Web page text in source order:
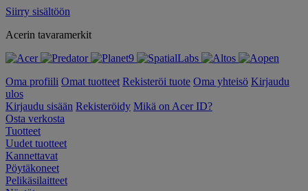
Siirry sisältöön
Acerin tavaramerkit
Oma profiili Omat tuotteet Rekisteröi tuote Oma yhteisö Kirjaudu
ulos
Kirjaudu sisään Rekisteröidy Mikä on Acer ID?
Osta verkosta
Tuotteet
Uudet tuotteet
Kannettavat
Pöytäkoneet
Pelikäsilaitteet